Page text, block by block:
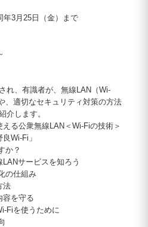
年3月25日（金）まで
れ、有識者が、無線LAN（Wi-
、適切なセキュリティ対策の方法
介します。
る公衆無線LAN＜Wi-Fiの技術＞
Wi-Fi」
か？
サービスを知ろう
の仕組み
法
容を守る
Fiを使うために